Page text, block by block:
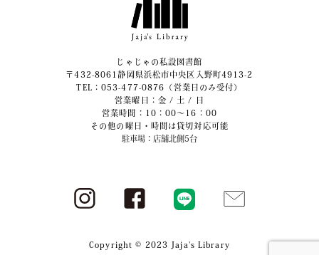
じゃじゃの私設図書館
〒432-8061静岡県浜松市中央区入野町4913-2
​TEL：053-477-0876（営業日のみ受付）
営業曜日：金 / 土 / 日
営業時間：10：00～16：00
その他の曜日・時間は貸切対応可能
駐車場：店舗北側5台
Copyright © 2023 Jaja's Library